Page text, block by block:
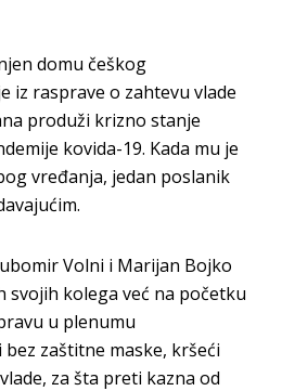
domu češkog
iz rasprave o zahtevu vlade
produži krizno stanje
kovida-19. Kada mu je
vređanja, jedan poslanik
Volni i Marijan Bojko
svojih kolega već na početku
u plenumu
zaštitne maske, kršeći
za šta preti kazna od